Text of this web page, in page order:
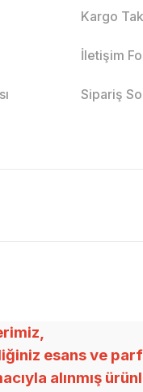
Kargo
İletişim
Sipariş
esans ve
alınmış